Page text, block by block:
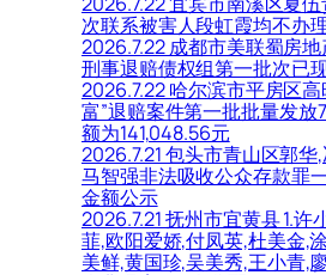
次联系被害人段虹霞均不办
2026.7.22 成都市美联蜀房
刑事退赔债权组第一批次已
2026.7.22 哈尔滨市平房区
富”退赔案件第一批批量发放
额为141,048.56元
2026.7.21 包头市青山区郭华
马智强非法吸收公众存款罪
金额公示
2026.7.21 抚州市宜黄县 1.许
菲,欧阳爱娇,付凤英,杜美金,
美鲜,黄国珍,吴美秀,王小青,